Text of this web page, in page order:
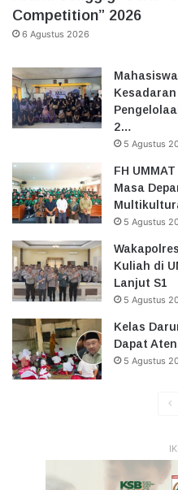
Competition” 2026
6 Agustus 2026
2…
5 Agustus
FH
Masa
5 Agustus
Kuliah di
Lanjut S1
5 Agustus
Kelas
Dapat
5 Agustus